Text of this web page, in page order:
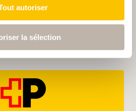
autoriser
la sélection